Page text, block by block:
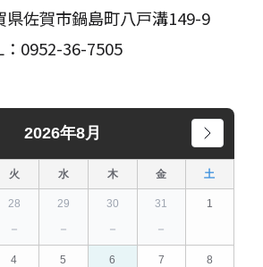
市鍋島町八戸溝149-9
36-7505
2026年8月
火 水 木 金 土
28
－
29
－
30
－
31
－
1
4 5 6 7 8